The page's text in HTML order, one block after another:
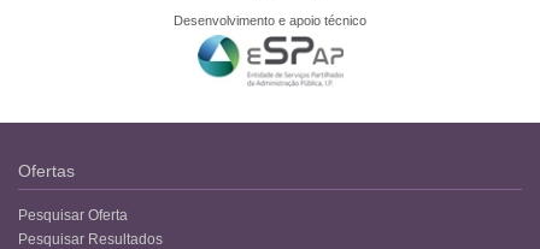
Desenvolvimento e apoio técnico
Ofertas
Pesquisar Oferta
Pesquisar Resultados